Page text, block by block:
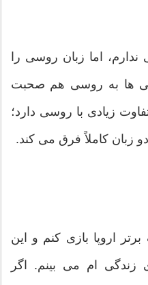
اما زبان روسی را
ها به روسی هم صحبت
زیادی با روسی دارد؛
زبان کاملاً فرق می کند.
اروپا بازی کنم و این
زندگی ام می بینم. اگر